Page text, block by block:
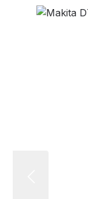
Bildergalerie